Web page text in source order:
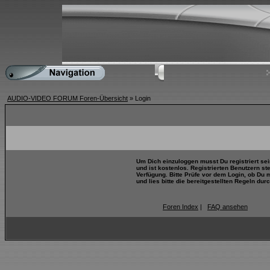
AUDIO-VIDEO FORUM Foren-Übersicht » Login
Um Dich einzuloggen musst Du registriert
und ist kostenlos. Registrierten Benutzern
Verfügung. Bitte Prüfe vor dem Login, ob
und lies bitte die bereitgestellten Regeln
Foren Index | FAQ ansehen